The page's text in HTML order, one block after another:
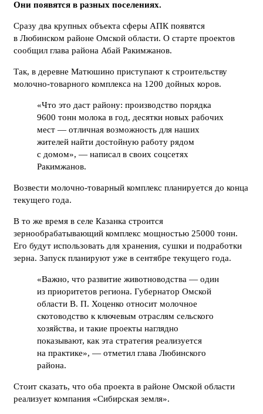
Они появятся в разных поселениях.
Сразу два крупных объекта сферы АПК появятся
в Любинском районе Омской области. О старте проектов
сообщил глава района Абай Ракимжанов.
Так, в деревне Матюшино приступают к строительству
молочно-товарного комплекса на 1200 дойных коров.
«Что это даст району: производство порядка
9600 тонн молока в год, десятки новых рабочих
мест — отличная возможность для наших
жителей найти достойную работу рядом
с домом», — написал в своих соцсетях
Ракимжанов.
Возвести молочно-товарный комплекс планируется до конца
текущего года.
В то же время в селе Казанка строится
зернообрабатывающий комплекс мощностью 25000 тонн.
Его будут использовать для хранения, сушки и подработки
зерна. Запуск планируют уже в сентябре текущего года.
«Важно, что развитие животноводства — один
из приоритетов региона. Губернатор Омской
области В. П. Хоценко относит молочное
скотоводство к ключевым отраслям сельского
хозяйства, и такие проекты наглядно
показывают, как эта стратегия реализуется
на практике», — отметил глава Любинского
района.
Стоит сказать, что оба проекта в районе Омской области
реализует компания «Сибирская земля».